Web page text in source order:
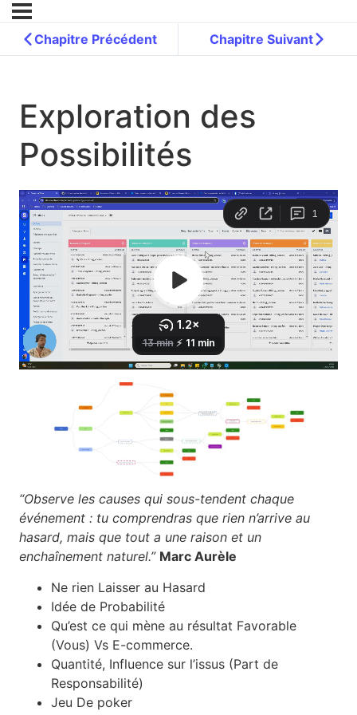
Chapitre Précédent Chapitre Suivant
Exploration des
Possibilités
“Observe les causes qui sous-tendent chaque
événement : tu comprendras que rien n’arrive au
hasard, mais que tout a une raison et un
enchaînement naturel.” Marc Aurèle
Ne rien Laisser au Hasard
Idée de Probabilité
Qu’est ce qui mène au résultat Favorable
(Vous) Vs E-commerce.
Quantité, Influence sur l’issus (Part de
Responsabilité)
Jeu De poker